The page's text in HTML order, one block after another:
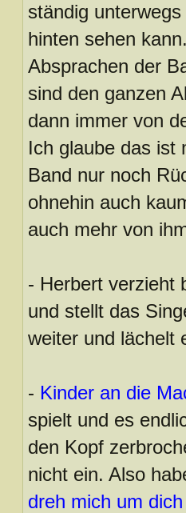
ständig
hinten sehen
Absprachen der
sind den ganzen
dann immer von
Ich glaube das ist
Band nur noch
ohnehin auch
auch mehr von
- Herbert verzieht
und stellt das
weiter und lächelt
- Kinder an die
spielt und es
den Kopf
nicht ein. Also
dreh mich um dich